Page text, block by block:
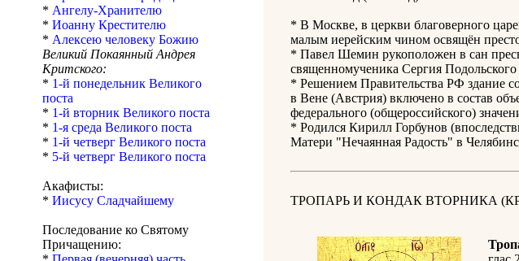
* Ангелу-Хранителю
* Иоанну Крестителю
* Алексею человеку Божию
Великий Покаянный Андрея
Критского:
* 1-й понедельник Великого
поста
* 1-й вторник Великого поста
* 1-я среда Великого поста
* 1-й четверг Великого поста
* 5-й четверг Великого поста
Акафисты:
* Иисусу Сладчайшему
Последование ко Святому
Причащению:
* В Москве, в церкви благоверного
малым иерейским чином освящён
* Павел Шемин рукоположен в сан
священномученика Сергия
* Решением Правительства РФ здание
в Вене (Австрия) включено в состав
федерального (общероссийского)
* Родился Кирилл Горбунов
Матери "Нечаянная Радость" в
ТРОПАРЬ И КОНДАК ВТОРНИКА